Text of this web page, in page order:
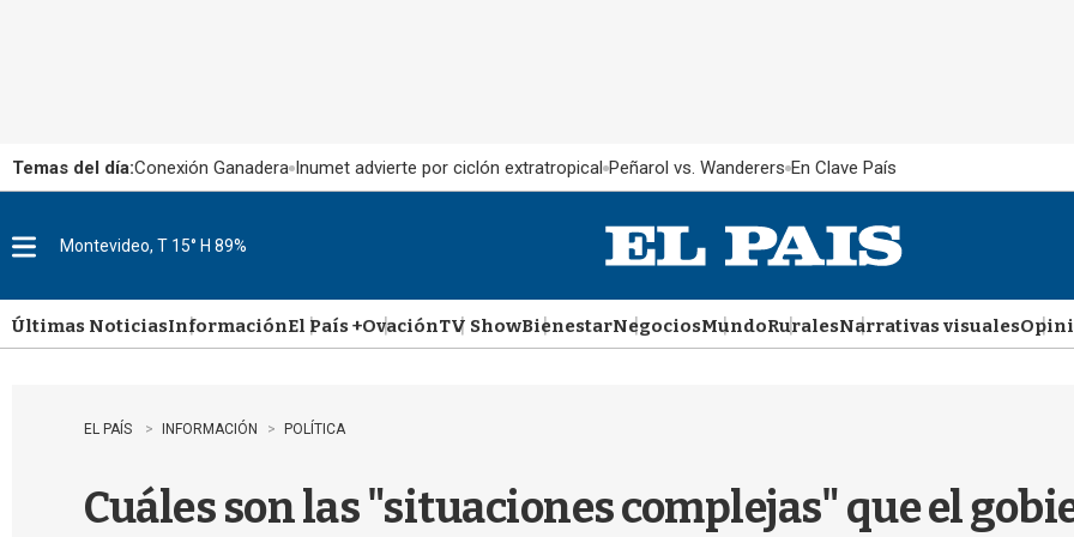
Temas del día:Conexión Ganadera Inumet advierte por ciclón extratropical Peñarol vs. Wanderers En Clave País
u
Montevideo, T 15° H 89%
Últimas NoticiasInformaciónEl País +OvaciónTV ShowBienestarNegociosMundoRuralesNarrativas visuales
EL PAÍS INFORMACIÓN POLÍTICA
Cuáles son las "situaciones complejas" que el